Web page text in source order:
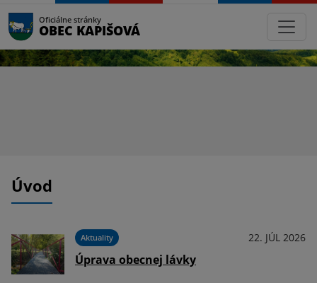
Oficiálne stránky
OBEC KAPIŠOVÁ
Úvod
Aktuality 22. JÚL 2026
Úprava obecnej lávky